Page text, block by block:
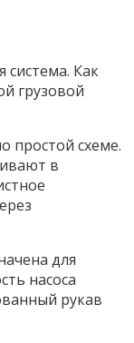
система. Как
грузовой
простой схеме.
в
для
насоса
рукав